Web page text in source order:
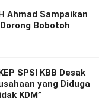
Ahmad Sampaikan
Bobotoh
SPSI KBB Desak
yang Diduga
KDM”